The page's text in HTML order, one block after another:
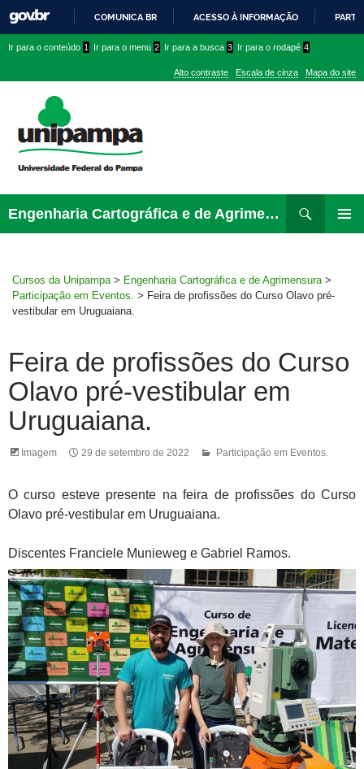
PARA
CONTEÚDO
COMUNICA BR ACESSO À INFORMAÇÃO
conteúdo
menu
superior
menu
Ir para o conteúdo 1 Ir para o menu 2 Ir para a busca 3 Ir para o rodapé 4
Alto contraste Escala de cinza Mapa do site
Engenharia Cartográfica e de Agrimensura
para
Cursos da Unipampa > Engenharia Cartográfica e de Agrimensura >
Participação em Eventos. > Feira de profissões do Curso Olavo pré-
vestibular em Uruguaiana.
Feira de profissões do Curso
Olavo pré-vestibular em
Uruguaiana.
Imagem 29 de setembro de 2022 Participação em Eventos.
O curso esteve presente na feira de profissões do Curso
Olavo pré-vestibular em Uruguaiana.
Discentes Franciele Munieweg e Gabriel Ramos.